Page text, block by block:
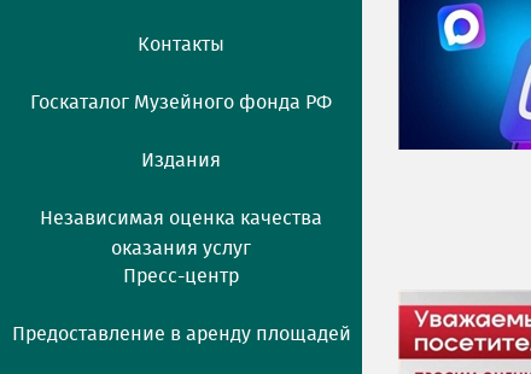
Контакты
Госкаталог Музейного фонда РФ
Издания
Независимая оценка качества
оказания услуг
Пресс-центр
Предоставление в аренду площадей
Фото